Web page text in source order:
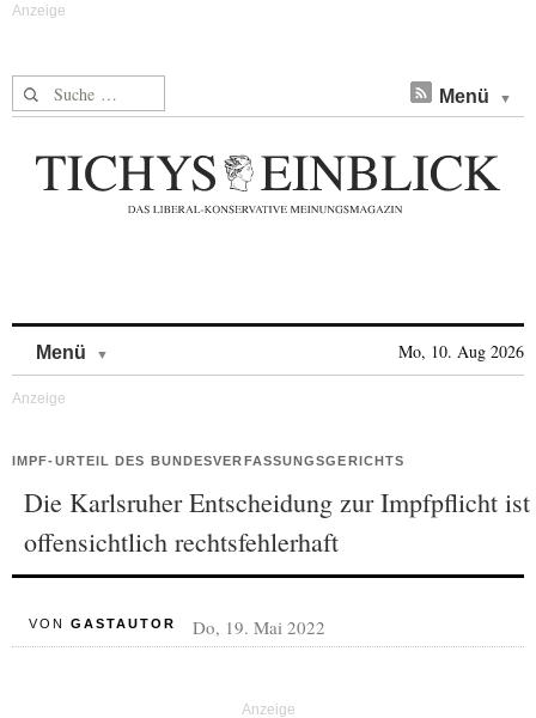
Suche nach: Menü
Menü Mo, 10. Aug 2026
IMPF-URTEIL DES BUNDESVERFASSUNGSGERICHTS
Die Karlsruher Entscheidung zur Impfpflicht ist
offensichtlich rechtsfehlerhaft
VON GASTAUTOR Do, 19. Mai 2022